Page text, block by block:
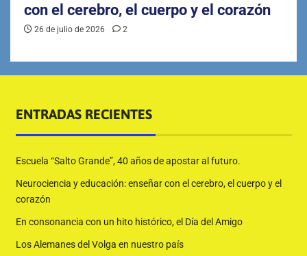
con el cerebro, el cuerpo y el corazón
26 de julio de 2026 2
ENTRADAS RECIENTES
Escuela “Salto Grande”, 40 años de apostar al futuro.
Neurociencia y educación: enseñar con el cerebro, el cuerpo y el
corazón
En consonancia con un hito histórico, el Día del Amigo
Los Alemanes del Volga en nuestro país